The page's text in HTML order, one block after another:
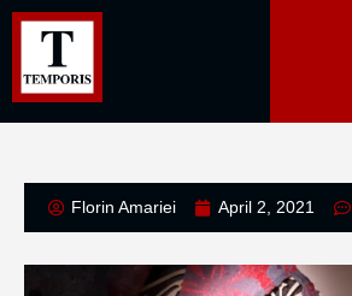
Florin Amariei April 2, 2021